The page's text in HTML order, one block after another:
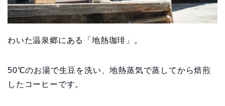
わいた温泉郷にある「地熱珈琲」。
50℃のお湯で生豆を洗い、地熱蒸気で蒸してから焙煎
したコーヒーです。